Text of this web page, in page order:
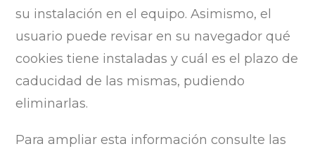
su instalación en el equipo. Asimismo, el
usuario puede revisar en su navegador qué
cookies tiene instaladas y cuál es el plazo de
caducidad de las mismas, pudiendo
eliminarlas.
Para ampliar esta información consulte las